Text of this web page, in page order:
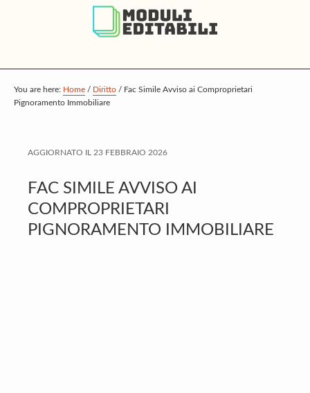
p
t
a
n
c
o
p
t
r
m
a
r
p
t
o
t
e
r
You are here: Home / Diritto / Fac Simile Avviso ai Comproprietari
Pignoramento Immobiliare
AGGIORNATO IL 23 FEBBRAIO 2026
FAC SIMILE AVVISO AI
COMPROPRIETARI
PIGNORAMENTO IMMOBILIARE